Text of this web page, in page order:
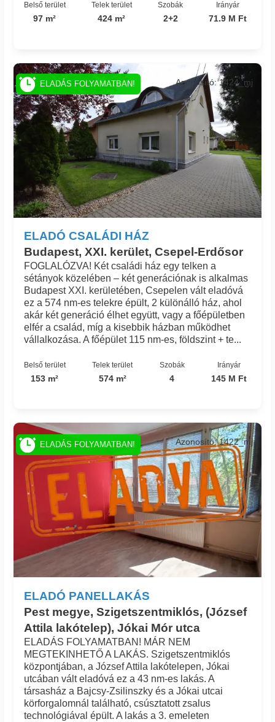
Belső terület
97 m²
Telek terület
424 m²
Szobák
2+2
Irányár
71.9 M Ft
ELADÓ CSALÁDI HÁZ
Budapest, XXI. kerület, Csepel-Erdősor
Azonosító: 1424_mj
FOGLALÓZVA! Két családi ház egy telken a
sétányok közelében – két generációnak is alkalmas
Budapest XXI. kerületében, Csepelen vált eladóvá
ez a 574 nm-es telekre épült, 2 különálló ház, ahol
akár két generáció élhet együtt, vagy a főépületben
elfér a család, míg a kisebbik házban működhet
vállalkozása. A főépület 115 nm-es, földszint + te...
Belső terület
153 m²
Telek terület
574 m²
Szobák
4
Irányár
145 M Ft
ELADÁS FOLYAMATBAN!
ELADÓ PANELLAKÁS
Pest megye, Szigetszentmiklós, (József
Attila lakótelep), Jókai Mór utca
Azonosító: 1422_mj
ELADÁS FOLYAMATBAN! MÁR NEM
MEGTEKINHETŐ A LAKÁS. Szigetszentmiklós
központjában, a József Attila lakótelepen, Jókai
utcában vált eladóvá ez a 43 nm-es lakás. A
társasház a Bajcsy-Zsilinszky és a Jókai utcai
körforgalomnál található, csúsztatott zsalus
technológiával épült. A lakás a 3. emeleten
ELADÁS FOLYAMATBAN!